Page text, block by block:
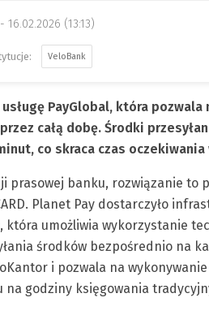
- 16.02.2026 (13:13)
VeloBank
PayGlobal, która
całą dobę. Środki
co skraca czas
prasowej banku, rozwiązanie to
. Planet Pay dostarczyło
która umożliwia wykorzystanie
środków bezpośrednio na
i pozwala na
na godziny księgowania